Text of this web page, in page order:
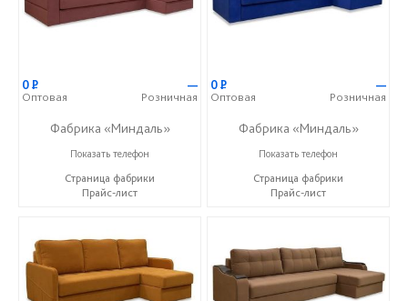
0Р
Оптовая
—
Розничная
Фабрика «Миндаль»
+7 (927) 630-62-82
Показать телефон
Страница фабрики
Прайс-лист
0Р
Оптовая
—
Розничная
Фабрика «Миндаль»
+7 (927) 630-62-82
Показать телефон
Страница фабрики
Прайс-лист